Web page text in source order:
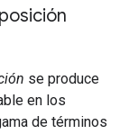
se produce
en los
de términos